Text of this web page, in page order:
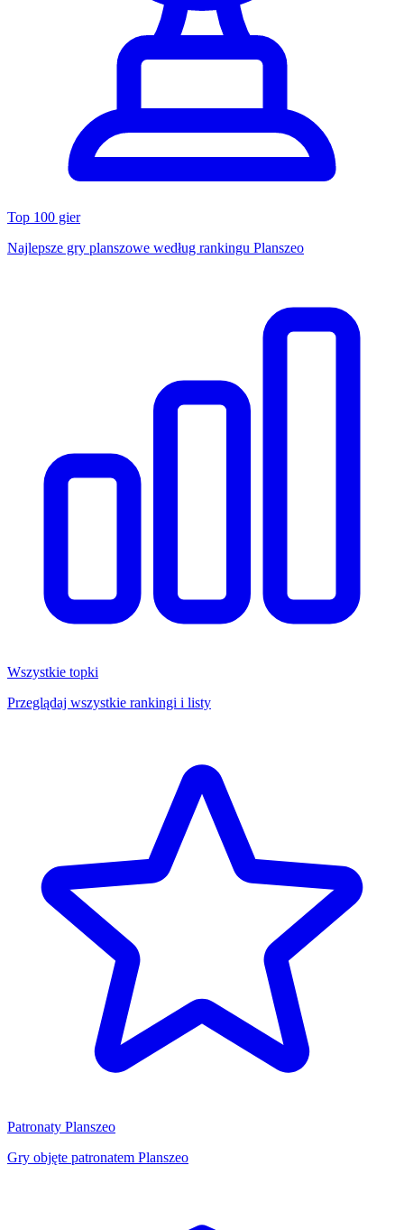
Top 100 gier
Najlepsze gry planszowe według rankingu Planszeo
Wszystkie topki
Przeglądaj wszystkie rankingi i listy
Patronaty Planszeo
Gry objęte patronatem Planszeo